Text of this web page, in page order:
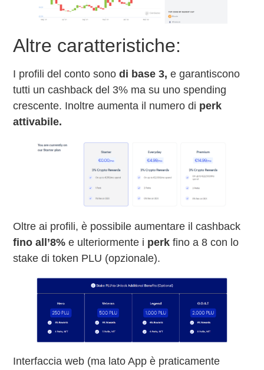
Altre caratteristiche:
I profili del conto sonodi base 3, e garantiscono
tutti un cashback del 3% ma su uno spending
crescente. Inoltre aumenta il numero di perk
attivabile.
Oltre ai profili, è possibile aumentare il cashback
fino all’8% e ulteriormente i perkfino a 8 con lo
stake di token PLU (opzionale).
Interfaccia web (ma lato App è praticamente